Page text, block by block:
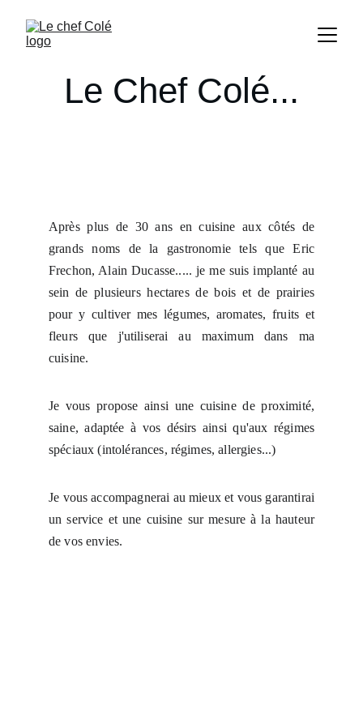
Le Chef Colé...
Après plus de 30 ans en cuisine aux côtés de
grands noms de la gastronomie tels que Eric
Frechon, Alain Ducasse..... je me suis implanté au
sein de plusieurs hectares de bois et de prairies
pour y cultiver mes légumes, aromates, fruits et
fleurs que j'utiliserai au maximum dans ma
cuisine.
​Je vous propose ainsi une cuisine de proximité,
saine, adaptée à vos désirs ainsi qu'aux régimes
spéciaux (intolérances, régimes, allergies...)
Je vous accompagnerai au mieux et vous garantirai
un service et une cuisine sur mesure à la hauteur
de vos envies.